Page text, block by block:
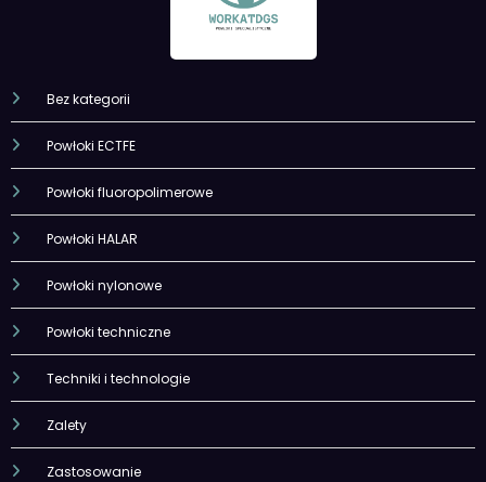
Bez kategorii
Powłoki ECTFE
Powłoki fluoropolimerowe
Powłoki HALAR
Powłoki nylonowe
Powłoki techniczne
Techniki i technologie
Zalety
Zastosowanie